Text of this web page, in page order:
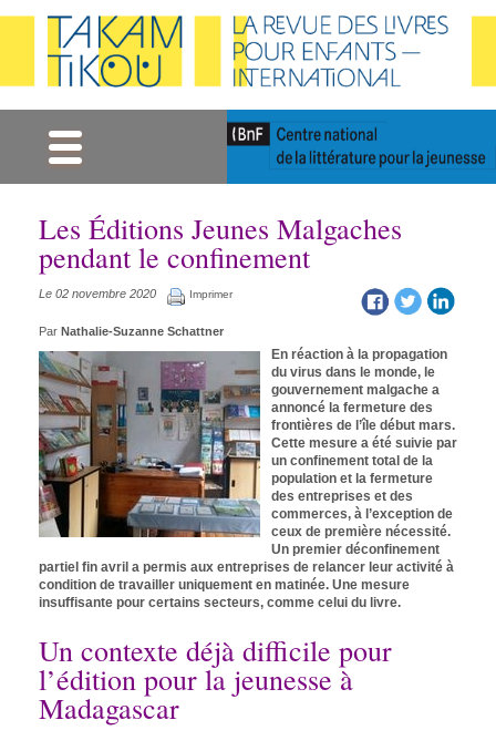
Les Éditions Jeunes Malgaches
pendant le confinement
Le 02 novembre 2020 Imprimer
Par Nathalie-Suzanne Schattner
En réaction à la propagation
du virus dans le monde, le
gouvernement malgache a
annoncé la fermeture des
frontières de l’île début mars.
Cette mesure a été suivie par
un confinement total de la
population et la fermeture
des entreprises et des
commerces, à l’exception de
ceux de première nécessité.
Un premier déconfinement
partiel fin avril a permis aux entreprises de relancer leur activité à
condition de travailler uniquement en matinée. Une mesure
insuffisante pour certains secteurs, comme celui du livre.
Un contexte déjà difficile pour
l’édition pour la jeunesse à
Madagascar